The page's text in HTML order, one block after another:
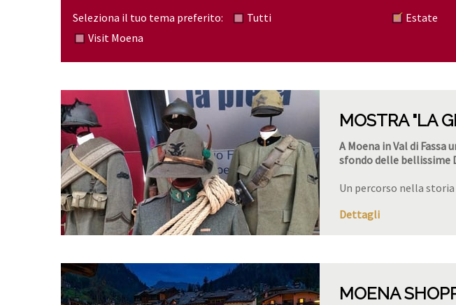
Seleziona il tuo tema preferito: Tutti Estate
Visit Moena
MOSTRA "LA
A Moena in Val di
sfondo delle bellissime
Un percorso nella
Dettagli
MOENA